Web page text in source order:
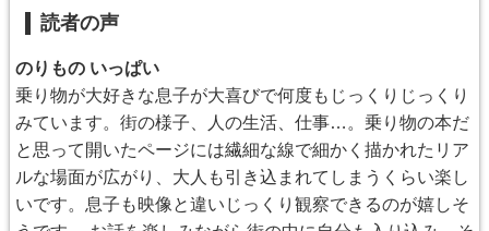
読者の声
のりもの いっぱい
乗り物が大好きな息子が大喜びで何度もじっくりじっくり
みています。街の様子、人の生活、仕事…。乗り物の本だ
と思って開いたページには繊細な線で細かく描かれたリア
ルな場面が広がり、大人も引き込まれてしまうくらい楽し
いです。息子も映像と違いじっくり観察できるのが嬉しそ